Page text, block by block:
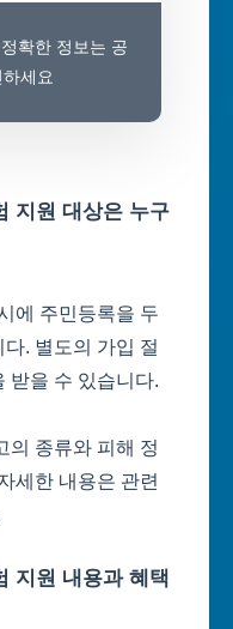
확한 정보는 공
세요
지원 대상은 누구
에 주민등록을 두
. 별도의 가입 절
받을 수 있습니다.
의 종류와 피해 정
세한 내용은 관련
지원 내용과 혜택